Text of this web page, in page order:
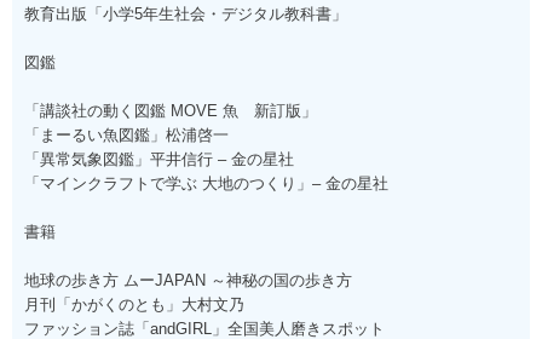
教育出版「小学5年生社会・デジタル教科書」
図鑑
「講談社の動く図鑑 MOVE 魚 新訂版」
「まーるい魚図鑑」松浦啓一
「異常気象図鑑」平井信行 – 金の星社
「マインクラフトで学ぶ 大地のつくり」– 金の星社
書籍
地球の歩き方 ムーJAPAN ～神秘の国の歩き方
月刊「かがくのとも」大村文乃
ファッション誌「andGIRL」全国美人磨きスポット